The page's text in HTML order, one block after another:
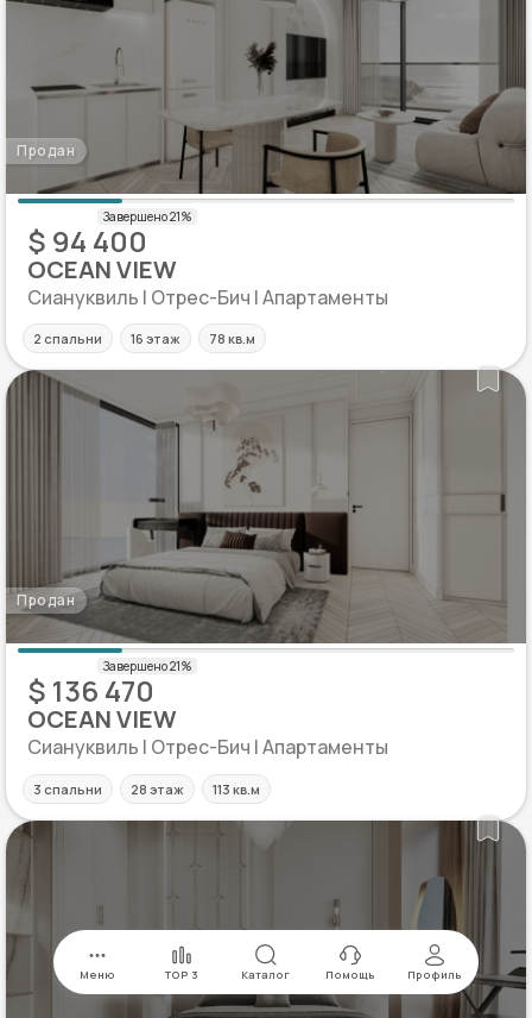
Меню TOP 3 Каталог Помощь Профиль
Продан
$ 94 400
OCEAN VIEW
Сиануквиль | Отрес-Бич | Апартаменты
2 спальни 16 этаж 78 кв.м
Продан
$ 136 470
OCEAN VIEW
Сиануквиль | Отрес-Бич | Апартаменты
3 спальни 28 этаж 113 кв.м